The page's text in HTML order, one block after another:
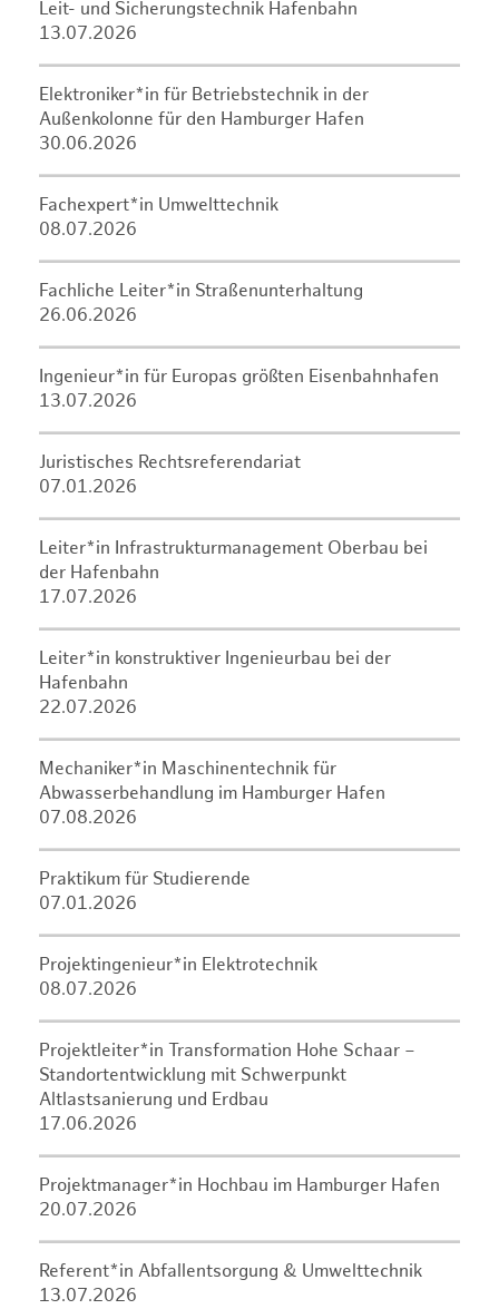
Leit- und Sicherungstechnik Hafenbahn
13.07.2026
Elektroniker*in für Betriebstechnik in der
Außenkolonne für den Hamburger Hafen
30.06.2026
Fachexpert*in Umwelttechnik
08.07.2026
Fachliche Leiter*in Straßenunterhaltung
26.06.2026
Ingenieur*in für Europas größten Eisenbahnhafen
13.07.2026
Juristisches Rechtsreferendariat
07.01.2026
Leiter*in Infrastrukturmanagement Oberbau bei
der Hafenbahn
17.07.2026
Leiter*in konstruktiver Ingenieurbau bei der
Hafenbahn
22.07.2026
Mechaniker*in Maschinentechnik für
Abwasserbehandlung im Hamburger Hafen
07.08.2026
Praktikum für Studierende
07.01.2026
Projektingenieur*in Elektrotechnik
08.07.2026
Projektleiter*in Transformation Hohe Schaar –
Standortentwicklung mit Schwerpunkt
Altlastsanierung und Erdbau
17.06.2026
Projektmanager*in Hochbau im Hamburger Hafen
20.07.2026
Referent*in Abfallentsorgung & Umwelttechnik
13.07.2026